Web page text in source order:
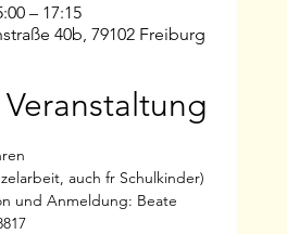
– 17:15
40b, 79102 Freiburg
auch fr Schulkinder)
und Anmeldung: Beate